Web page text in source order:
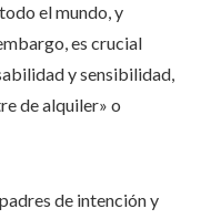
el mundo, y
es crucial
y sensibilidad,
de alquiler» o
de intención y